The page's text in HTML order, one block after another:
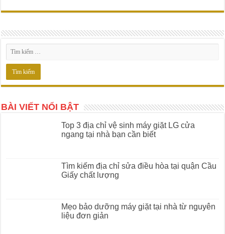
BÀI VIẾT NỔI BẬT
Top 3 địa chỉ vệ sinh máy giặt LG cửa
ngang tại nhà bạn cần biết
Tìm kiếm địa chỉ sửa điều hòa tại quận Cầu
Giấy chất lượng
Mẹo bảo dưỡng máy giặt tại nhà từ nguyên
liệu đơn giản